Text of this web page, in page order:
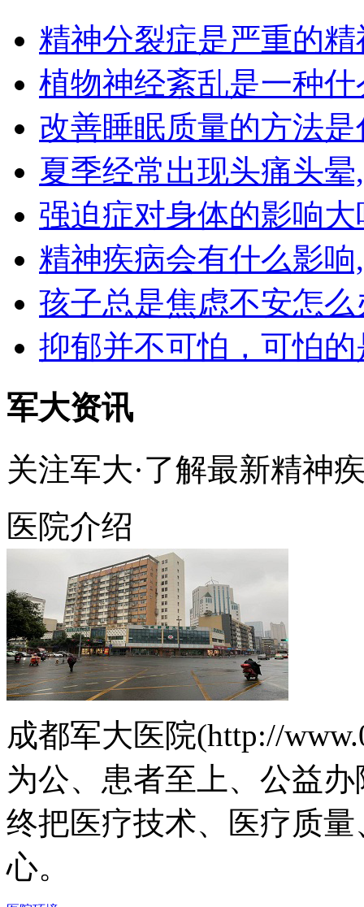
精神分裂症是严重的
植物神经紊乱是一种
改善睡眠质量的方法
夏季经常出现头痛头
强迫症对身体的影响
精神疾病会有什么影
孩子总是焦虑不安怎
抑郁并不可怕，可怕
军大资讯
关注军大·了解最新精神
医院介绍
成都军大医院(http://
为公、患者至上、公益
终把医疗技术、医疗质
心。